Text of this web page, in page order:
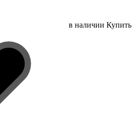
в наличии Купить